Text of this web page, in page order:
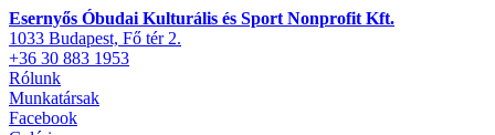
Esernyős Óbudai Kulturális és Sport Nonprofit Kft.
1033 Budapest, Fő tér 2.
+36 30 883 1953
Rólunk
Munkatársak
Facebook